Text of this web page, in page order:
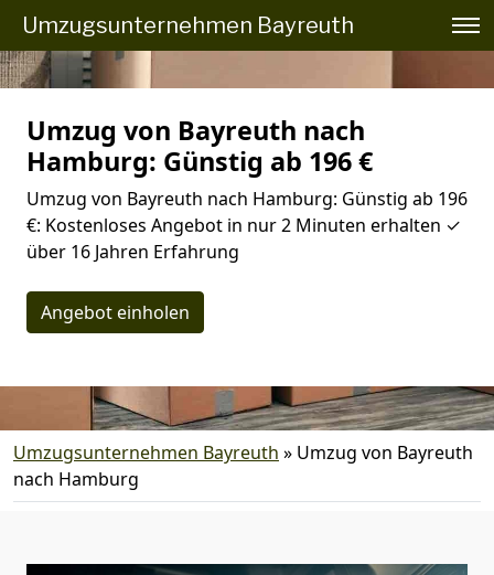
Umzugsunternehmen Bayreuth
Umzug von Bayreuth nach
Hamburg: Günstig ab 196 €
Umzug von Bayreuth nach Hamburg: Günstig ab 196
€: Kostenloses Angebot in nur 2 Minuten erhalten ✓
über 16 Jahren Erfahrung
Angebot einholen
Umzugsunternehmen Bayreuth » Umzug von Bayreuth
nach Hamburg